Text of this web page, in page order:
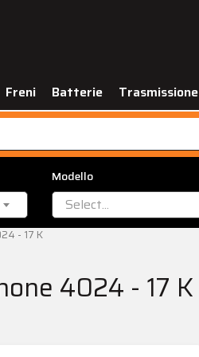
Freni Batterie Trasmissione
Modello
Select...
- 17 K
4024 - 17 K